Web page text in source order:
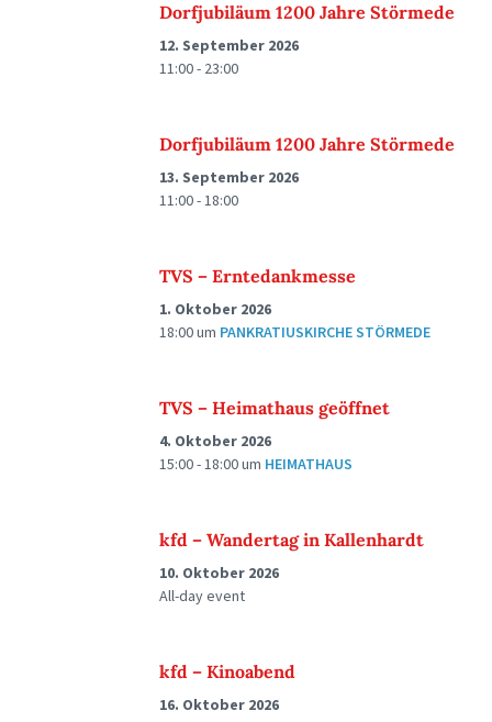
Dorfjubiläum 1200 Jahre Störmede
12. September 2026
11:00 - 23:00
Dorfjubiläum 1200 Jahre Störmede
13. September 2026
11:00 - 18:00
TVS – Erntedankmesse
1. Oktober 2026
18:00um PANKRATIUSKIRCHE STÖRMEDE
TVS – Heimathaus geöffnet
4. Oktober 2026
15:00 - 18:00um HEIMATHAUS
kfd – Wandertag in Kallenhardt
10. Oktober 2026
All-day event
kfd – Kinoabend
16. Oktober 2026